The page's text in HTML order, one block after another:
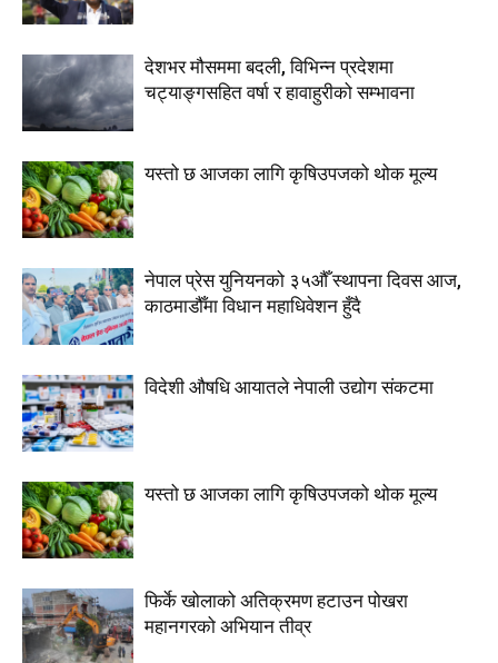
देशभर मौसममा बदली, विभिन्न प्रदेशमा
चट्याङ्गसहित वर्षा र हावाहुरीको सम्भावना
यस्तो छ आजका लागि कृषिउपजको थोक मूल्य
नेपाल प्रेस युनियनको ३५औँ स्थापना दिवस आज,
काठमाडौँमा विधान महाधिवेशन हुँदै
विदेशी औषधि आयातले नेपाली उद्योग संकटमा
यस्तो छ आजका लागि कृषिउपजको थोक मूल्य
फिर्के खोलाको अतिक्रमण हटाउन पोखरा
महानगरको अभियान तीव्र